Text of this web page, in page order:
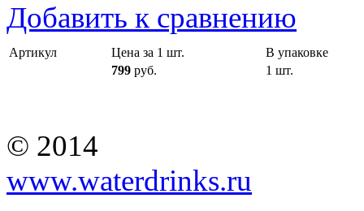
Добавить к сравнению
Артикул Цена за 1 шт.
В упаковке
799 руб. 1 шт.
© 2014
www.waterdrinks.ru